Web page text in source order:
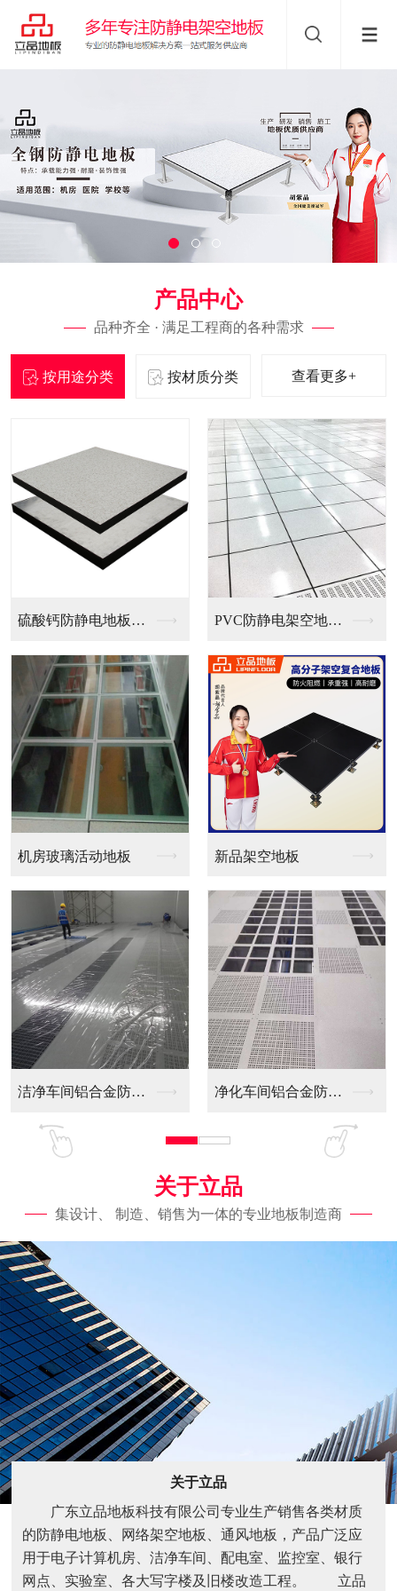
产品中心
品种齐全 · 满足工程商的各种需求
按用途分类 按材质分类 查看更多+
新品架空地板
全钢无边防静电地板
全铝防静电地板
关于立品
集设计、 制造、销售为一体的专业地板制造商
关于立品
广东立品地板科技有限公司专业生产销售各类材质
的防静电地板、网络架空地板、通风地板，产品广泛应
用于电子计算机房、洁净车间、配电室、监控室、银行
网点、实验室、各大写字楼及旧楼改造工程。 立品